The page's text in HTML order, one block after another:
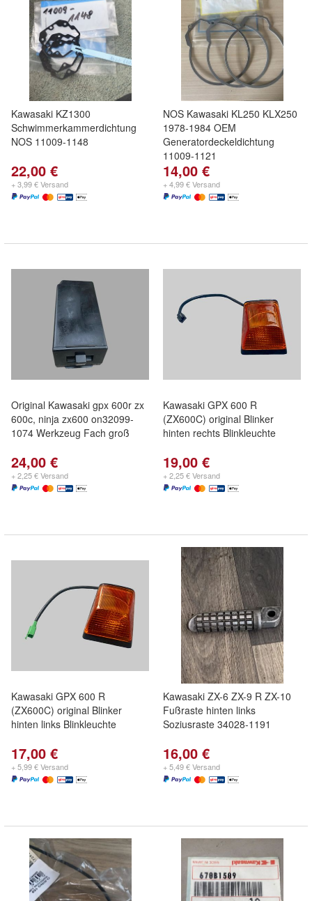
Kawasaki KZ1300
Schwimmerkammerdichtung
NOS 11009-1148
22,00 €
+ 3,99 € Versand
NOS Kawasaki KL250 KLX250
1978-1984 OEM
Generatordeckeldichtung
11009-1121
14,00 €
+ 4,99 € Versand
Original Kawasaki gpx 600r zx
600c, ninja zx600 on32099-
1074 Werkzeug Fach groß
24,00 €
+ 2,25 € Versand
Kawasaki GPX 600 R
(ZX600C) original Blinker
hinten rechts Blinkleuchte
19,00 €
+ 2,25 € Versand
Kawasaki GPX 600 R
(ZX600C) original Blinker
hinten links Blinkleuchte
17,00 €
+ 5,99 € Versand
Kawasaki ZX-6 ZX-9 R ZX-10
Fußraste hinten links
Soziusraste 34028-1191
16,00 €
+ 5,49 € Versand